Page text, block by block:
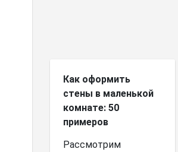
Как оформить
стены в маленькой
комнате: 50
примеров
Рассмотрим